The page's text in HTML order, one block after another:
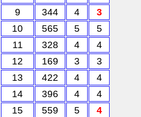
9
344 4
3
10
565 5
5
11
328 4
4
12
169 3
3
13
422 4
4
14
396 4
4
15
559 5 4